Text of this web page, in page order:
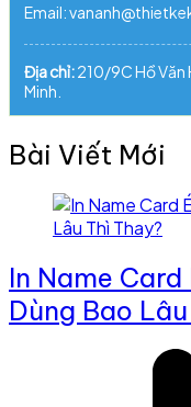
Email:
Địa chỉ:210/9C Hồ Văn
Minh.
Bài Viết Mới
In Name
Dùng Bao